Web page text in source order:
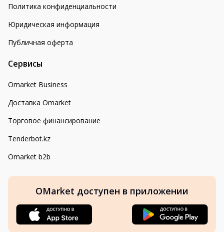
Политика конфиденциальности
Юридическая информация
Публичная оферта
Сервисы
Omarket Business
Доставка Omarket
Торговое финансирование
Tenderbot.kz
Omarket b2b
OMarket доступен в приложении